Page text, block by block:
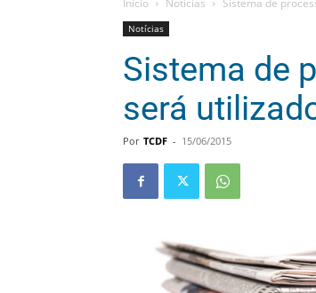
Início Notícias Sistema de
Notícias
Sistema de
será
Por TCDF - 15/06/2015